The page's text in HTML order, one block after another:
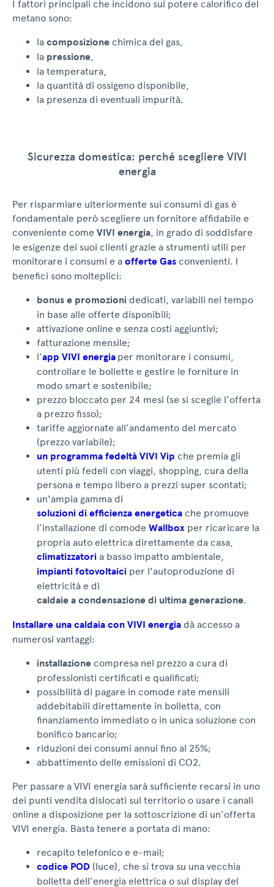
I fattori principali che incidono sul potere calorifico del
metano sono:
la composizione chimica del gas,
la pressione,
la temperatura,
la quantità di ossigeno disponibile,
la presenza di eventuali impurità.
Sicurezza domestica: perché scegliere VIVI
energia
Per risparmiare ulteriormente sui consumi di gas è
fondamentale però scegliere un fornitore affidabile e
conveniente come VIVI energia, in grado di soddisfare
le esigenze dei suoi clienti grazie a strumenti utili per
monitorare i consumi e a offerte Gas convenienti. I
benefici sono molteplici:
bonus e promozioni dedicati, variabili nel tempo
in base alle offerte disponibili;
attivazione online e senza costi aggiuntivi;
fatturazione mensile;
l’app VIVI energia per monitorare i consumi,
controllare le bollette e gestire le forniture in
modo smart e sostenibile;
prezzo bloccato per 24 mesi (se si sceglie l’offerta
a prezzo fisso);
tariffe aggiornate all’andamento del mercato
(prezzo variabile);
un programma fedeltà VIVI Vip che premia gli
utenti più fedeli con viaggi, shopping, cura della
persona e tempo libero a prezzi super scontati;
un'ampia gamma di
soluzioni di efficienza energetica che promuove
l’installazione di comode Wallbox per ricaricare la
propria auto elettrica direttamente da casa,
climatizzatori a basso impatto ambientale,
impianti fotovoltaici per l'autoproduzione di
elettricità e di
caldaie a condensazione di ultima generazione.
Installare una caldaia con VIVI energia dà accesso a
numerosi vantaggi:
installazione compresa nel prezzo a cura di
professionisti certificati e qualificati;
possibilità di pagare in comode rate mensili
addebitabili direttamente in bolletta, con
finanziamento immediato o in unica soluzione con
bonifico bancario;
riduzioni dei consumi annui fino al 25%;
abbattimento delle emissioni di CO2.
Per passare a VIVI energia sarà sufficiente recarsi in uno
dei punti vendita dislocati sul territorio o usare i canali
online a disposizione per la sottoscrizione di un’offerta
VIVI energia. Basta tenere a portata di mano:
recapito telefonico e e-mail;
codice POD (luce), che si trova su una vecchia
bolletta dell’energia elettrica o sul display del